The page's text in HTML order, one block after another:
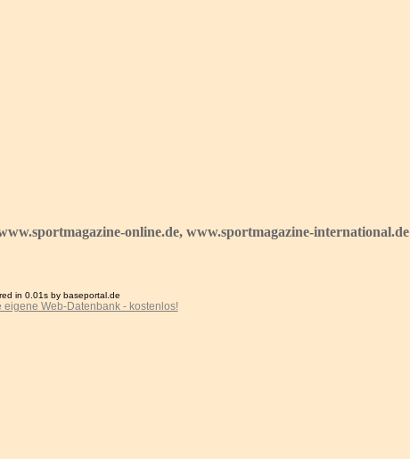
online.de, www.sportmagazine-international.de
in 0.01s by baseportal.de
eigene Web-Datenbank - kostenlos!